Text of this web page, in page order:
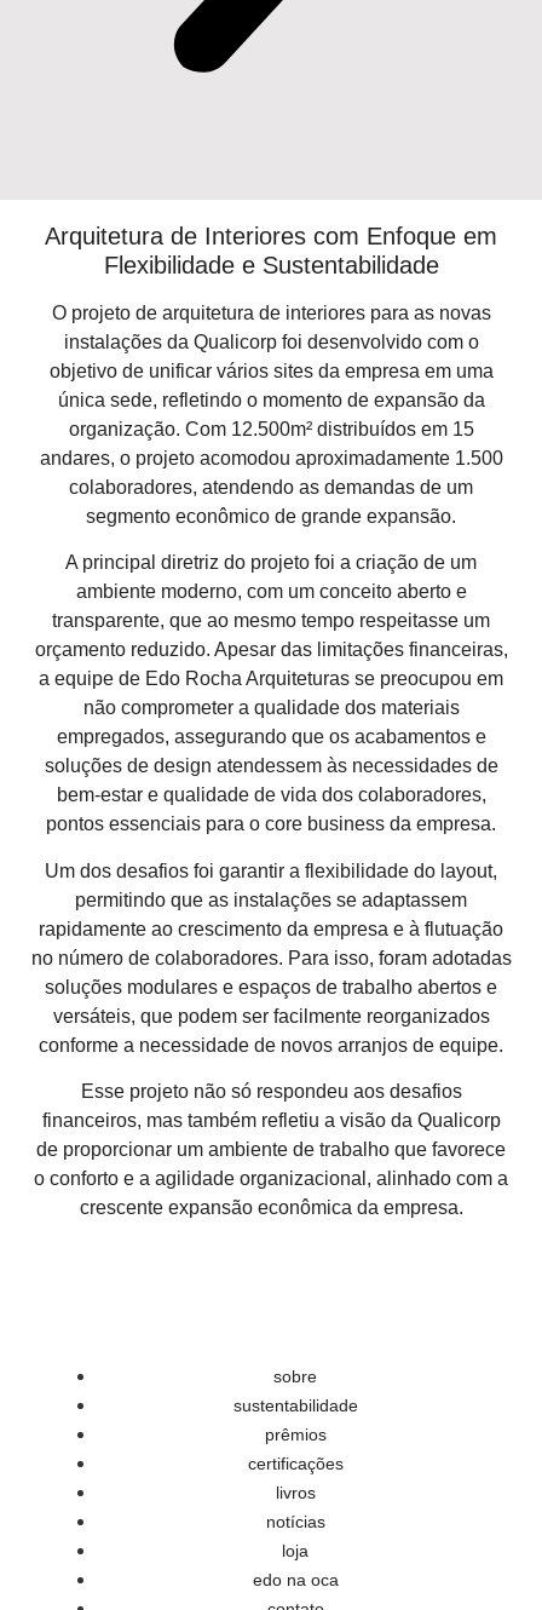
Arquitetura de Interiores com Enfoque em
Flexibilidade e Sustentabilidade
O projeto de arquitetura de interiorespara as novas
instalações da Qualicorpfoi desenvolvido com o
objetivo de unificar vários sitesda empresa em uma
única sede, refletindo o momento de expansãoda
organização. Com 12.500m²distribuídos em 15
andares, o projeto acomodou aproximadamente 1.500
colaboradores, atendendo as demandas de um
segmento econômico de grande expansão.
A principal diretriz do projeto foi a criação de um
ambiente moderno, com um conceito aberto e
transparente, que ao mesmo tempo respeitasse um
orçamento reduzido. Apesar das limitações financeiras,
a equipe de Edo Rocha Arquiteturas se preocupou em
não comprometer a qualidade dos materiais
empregados, assegurando que os acabamentos e
soluções de design atendessem às necessidades de
bem-estar e qualidade de vida dos colaboradores,
pontos essenciais para o core business da empresa.
Um dos desafios foi garantir a flexibilidade do layout,
permitindo que as instalações se adaptassem
rapidamente ao crescimento da empresa e à flutuação
no número de colaboradores. Para isso, foram adotadas
soluções modulares e espaços de trabalho abertos e
versáteis, que podem ser facilmente reorganizados
conforme a necessidade de novos arranjos de equipe.
Esse projeto não só respondeu aos desafios
financeiros, mas também refletiu a visão da Qualicorp
de proporcionar um ambiente de trabalho que favorece
o conforto e a agilidade organizacional , alinhado com a
crescente expansão econômica da empresa.
sobre
sustentabilidade
prêmios
certificações
livros
notícias
loja
edo na oca